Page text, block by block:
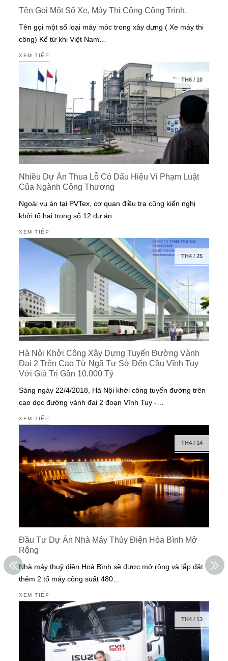
Tên Gọi Một Số Xe, Máy Thi Công Công Trình.
Tên gọi một số loại máy móc trong xây dựng ( Xe máy thi
công) Kể từ khi Việt Nam…
XEM TIẾP
TH6/ 10
Nhiều Dự Án Thua Lỗ Có Dấu Hiệu Vi Phạm Luật
Của Ngành Công Thương
Ngoài vụ án tại PVTex, cơ quan điều tra cũng kiến nghị
khởi tố hai trong số 12 dự án…
XEM TIẾP
TH4/ 25
Hà Nội Khởi Công Xây Dựng Tuyến Đường Vành
Đai 2 Trên Cao Từ Ngã Tư Sở Đến Cầu Vĩnh Tuy
Với Giá Trị Gần 10.000 Tỷ
Sáng ngày 22/4/2018, Hà Nội khởi công tuyến đường trên
cao dọc đường vành đai 2 đoạn Vĩnh Tuy -…
XEM TIẾP
TH4/ 14
Đầu Tư Dự Án Nhà Máy Thủy Điện Hòa Bình Mở
Rộng
Nhà máy thuỷ điện Hoà Bình sẽ được mở rộng và lắp đặt
thêm 2 tổ máy công suất 480…
XEM TIẾP
TH4/ 13